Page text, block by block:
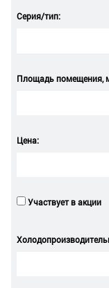
Серия/тип:
Площадь помещения,
Цена:
Участвует в акции